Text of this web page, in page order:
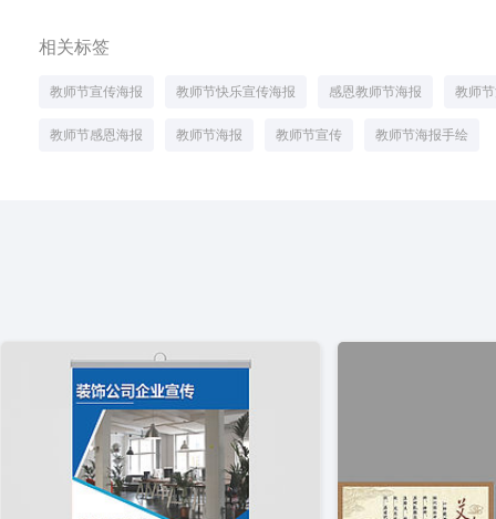
相关标签
教师节宣传海报 教师节快乐宣传海报 感恩教师节海报 教师
教师节感恩海报 教师节海报 教师节宣传 教师节海报手绘